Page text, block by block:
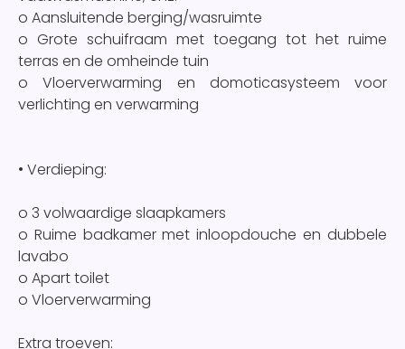
o Aansluitende berging/wasruimte
o Grote schuifraam met toegang tot het ruime
terras en de omheinde tuin
o Vloerverwarming en domoticasysteem voor
verlichting en verwarming
• Verdieping:
o 3 volwaardige slaapkamers
o Ruime badkamer met inloopdouche en dubbele
lavabo
o Apart toilet
o Vloerverwarming
Extra troeven: